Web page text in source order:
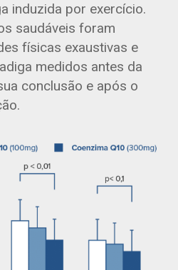
induzida por exercício.
saudáveis foram
físicas exaustivas e
medidos antes da
conclusão e após o